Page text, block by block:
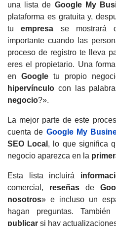
una lista de Google My
plataforma es gratuita y,
tuempresa se mostrará
importante cuando las
proceso de registro te lleva
eres el propietario. Una
en Googletu propio
hipervínculo con las
negocio?».
La mejor parte de este
cuenta de Google My
SEO Local , lo que significa
negocio aparezca en la
Esta lista incluirá
comercial, reseñas de
nosotros» e incluso un
hagan preguntas.
publicar si hay